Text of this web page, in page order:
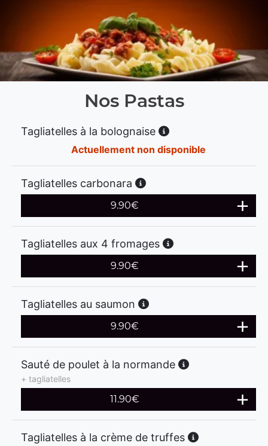
Nos Pastas
Tagliatelles à la bolognaise
Actuellement non disponible
Tagliatelles carbonara
9.90€
Tagliatelles aux 4 fromages
9.90€
Tagliatelles au saumon
9.90€
Sauté de poulet à la normande
+ tagliatelles
11.90€
Tagliatelles à la crème de truffes